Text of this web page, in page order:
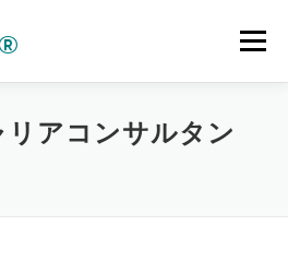
メニュー
リアコンサルタント各種受験対策
リアコンサルタン